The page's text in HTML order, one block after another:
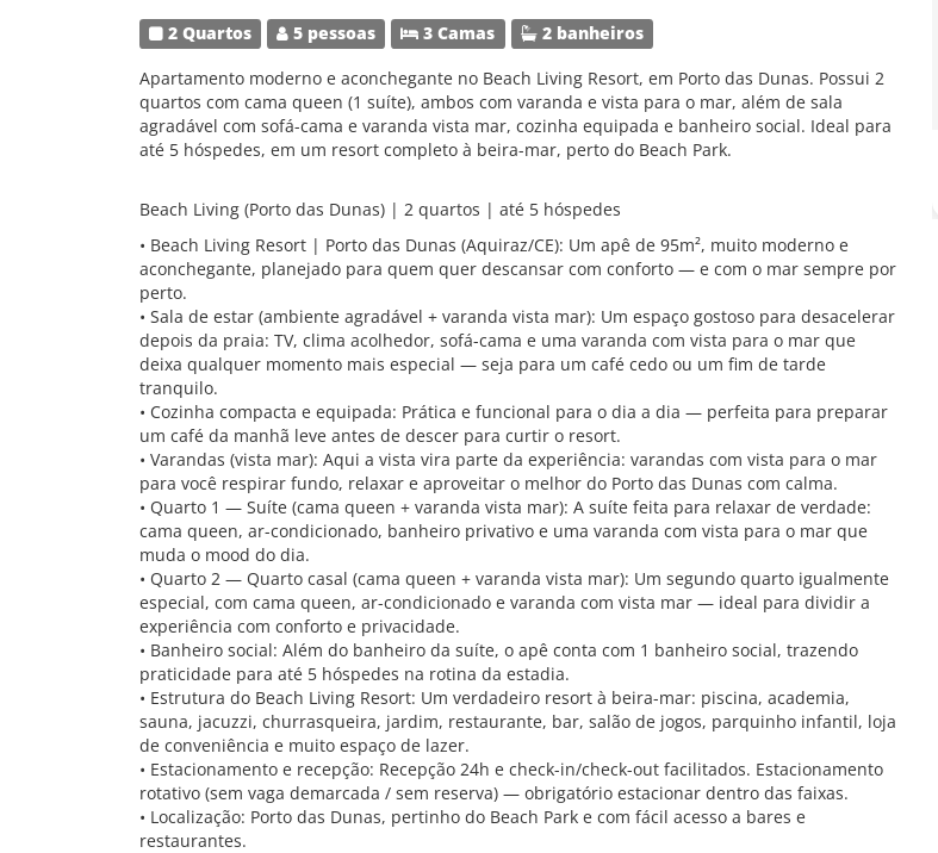
2 Quartos 5 pessoas 3 Camas 2 banheiros
Apartamento moderno e aconchegante no Beach Living Resort, em Porto das Dunas. Possui 2
quartos com cama queen (1 suíte), ambos com varanda e vista para o mar, além de sala
agradável com sofá-cama e varanda vista mar, cozinha equipada e banheiro social. Ideal para
até 5 hóspedes, em um resort completo à beira-mar, perto do Beach Park.
Beach Living (Porto das Dunas) | 2 quartos | até 5 hóspedes
• Beach Living Resort | Porto das Dunas (Aquiraz/CE): Um apê de 95m², muito moderno e
aconchegante, planejado para quem quer descansar com conforto — e com o mar sempre por
perto.
• Sala de estar (ambiente agradável + varanda vista mar): Um espaço gostoso para desacelerar
depois da praia: TV, clima acolhedor, sofá-cama e uma varanda com vista para o mar que
deixa qualquer momento mais especial — seja para um café cedo ou um fim de tarde
tranquilo.
• Cozinha compacta e equipada: Prática e funcional para o dia a dia — perfeita para preparar
um café da manhã leve antes de descer para curtir o resort.
• Varandas (vista mar): Aqui a vista vira parte da experiência: varandas com vista para o mar
para você respirar fundo, relaxar e aproveitar o melhor do Porto das Dunas com calma.
• Quarto 1 — Suíte (cama queen + varanda vista mar): A suíte feita para relaxar de verdade:
cama queen, ar-condicionado, banheiro privativo e uma varanda com vista para o mar que
muda o mood do dia.
• Quarto 2 — Quarto casal (cama queen + varanda vista mar): Um segundo quarto igualmente
especial, com cama queen, ar-condicionado e varanda com vista mar — ideal para dividir a
experiência com conforto e privacidade.
• Banheiro social: Além do banheiro da suíte, o apê conta com 1 banheiro social, trazendo
praticidade para até 5 hóspedes na rotina da estadia.
• Estrutura do Beach Living Resort: Um verdadeiro resort à beira-mar: piscina, academia,
sauna, jacuzzi, churrasqueira, jardim, restaurante, bar, salão de jogos, parquinho infantil, loja
de conveniência e muito espaço de lazer.
• Estacionamento e recepção: Recepção 24h e check-in/check-out facilitados. Estacionamento
rotativo (sem vaga demarcada / sem reserva) — obrigatório estacionar dentro das faixas.
• Localização: Porto das Dunas, pertinho do Beach Park e com fácil acesso a bares e
restaurantes.